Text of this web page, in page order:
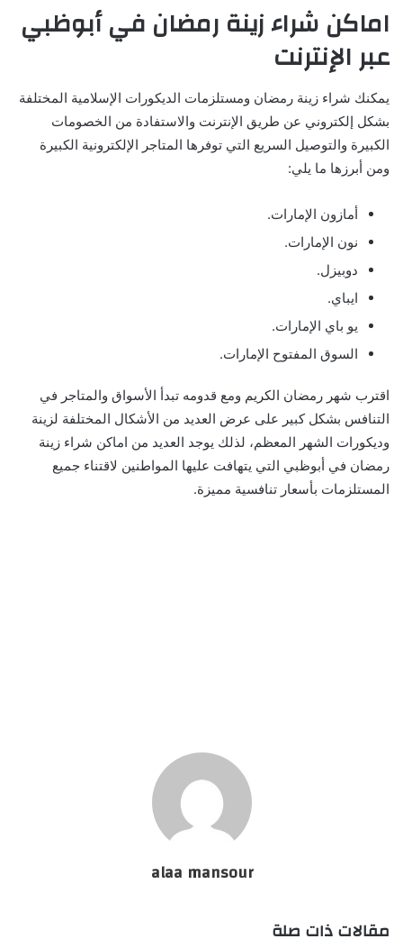
اماكن شراء زينة رمضان في أبوظبي
عبر الإنترنت
يمكنك شراء زينة رمضان ومستلزمات الديكورات الإسلامية المختلفة
بشكل إلكتروني عن طريق الإنترنت والاستفادة من الخصومات
الكبيرة والتوصيل السريع التي توفرها المتاجر الإلكترونية الكبيرة
ومن أبرزها ما يلي:
أمازون الإمارات.
نون الإمارات.
دوبيزل.
ايباي.
يو باي الإمارات.
السوق المفتوح الإمارات.
اقترب شهر رمضان الكريم ومع قدومه تبدأ الأسواق والمتاجر في
التنافس بشكل كبير على عرض العديد من الأشكال المختلفة لزينة
وديكورات الشهر المعظم، لذلك يوجد العديد من اماكن شراء زينة
رمضان في أبوظبي التي يتهافت عليها المواطنين لاقتناء جميع
المستلزمات بأسعار تنافسية مميزة.
alaa mansour
مقالات ذات صلة